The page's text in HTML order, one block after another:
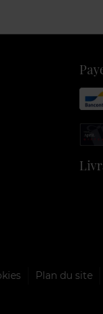
Plan du site